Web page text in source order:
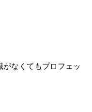
なくてもプロフェッ